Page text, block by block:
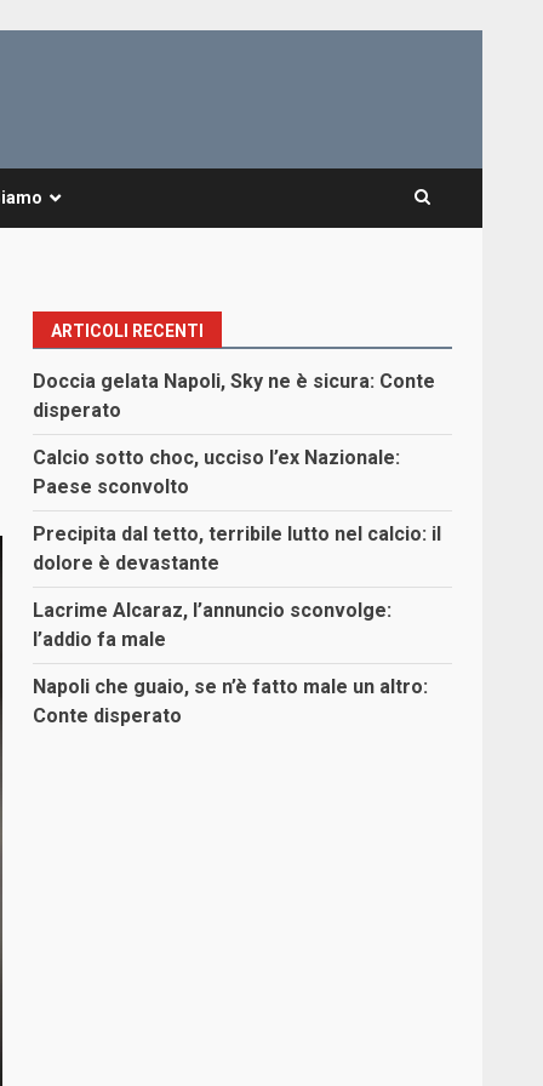
ARTICOLI RECENTI
Doccia gelata Napoli, Sky ne è sicura: Conte
disperato
Calcio sotto choc, ucciso l’ex Nazionale:
Paese sconvolto
Precipita dal tetto, terribile lutto nel calcio: il
dolore è devastante
Lacrime Alcaraz, l’annuncio sconvolge:
l’addio fa male
Napoli che guaio, se n’è fatto male un altro:
Conte disperato